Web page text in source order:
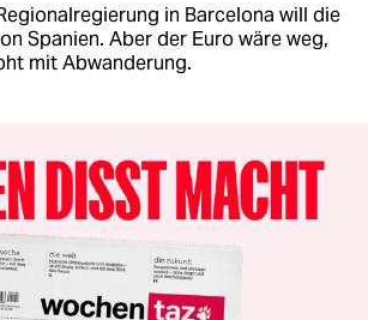
in Barcelona will die
Spanien. Aber der Euro wäre weg,
mit Abwanderung.